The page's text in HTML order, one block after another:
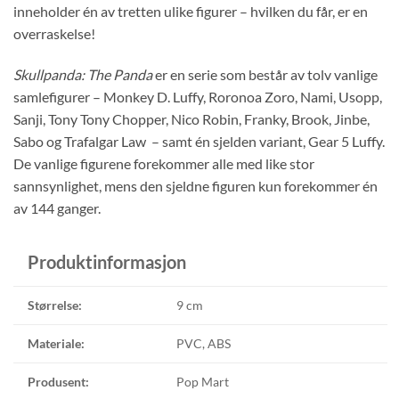
inneholder én av tretten ulike figurer – hvilken du får, er en
overraskelse!
Skullpanda: The Pandaer en serie som består av tolv vanlige
samlefigurer – Monkey D. Luffy, Roronoa Zoro, Nami, Usopp,
Sanji, Tony Tony Chopper, Nico Robin, Franky, Brook, Jinbe,
Sabo og Trafalgar Law – samt én sjelden variant,Gear 5 Luffy.
De vanlige figurene forekommer alle med like stor
sannsynlighet, mens den sjeldne figuren kun forekommer én
av 144 ganger.
Produktinformasjon
Størrelse: 9 cm
Materiale: PVC, ABS
Produsent: Pop Mart